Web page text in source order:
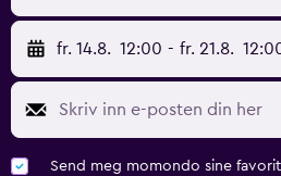
fr. 14.8. 12:00 - fr. 21.8.
Send meg momondo sine